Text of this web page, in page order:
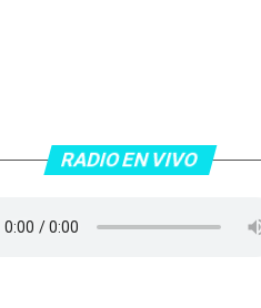
RADIO EN VIVO